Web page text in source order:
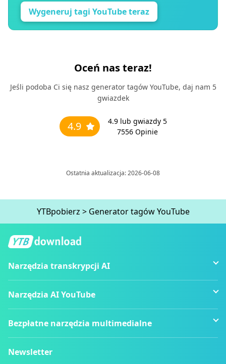
Wygeneruj tagi YouTube teraz
Oceń nas teraz!
Jeśli podoba Ci się nasz generator tagów YouTube, daj nam 5
gwiazdek
4.9 4.9lub gwiazdy 5
7556Opinie
Ostatnia aktualizacja: 2026-06-08
YTBpobierz > Generator tagów YouTube
Narzędzia transkrypcji AI
Narzędzia AI YouTube
Bezpłatne narzędzia multimedialne
Newsletter